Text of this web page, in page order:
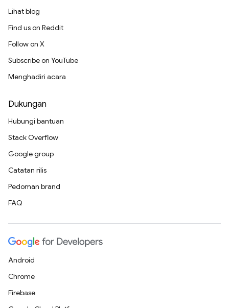
Lihat blog
Find us on Reddit
Follow on X
Subscribe on YouTube
Menghadiri acara
Dukungan
Hubungi bantuan
Stack Overflow
Google group
Catatan rilis
Pedoman brand
FAQ
Android
Chrome
Firebase